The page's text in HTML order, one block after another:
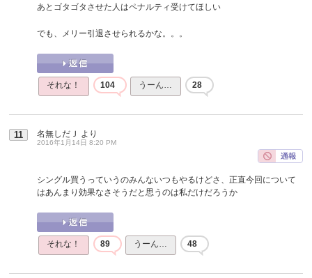
あとゴタゴタさせた人はペナルティ受けてほしい
でも、メリー引退させられるかな。。。
それな！ 104 うーん… 28
11 名無しだＪ より
2016年1月14日 8:20 PM
シングル買うっていうのみんないつもやるけどさ、正直今回について
はあんまり効果なさそうだと思うのは私だけだろうか
それな！ 89 うーん… 48